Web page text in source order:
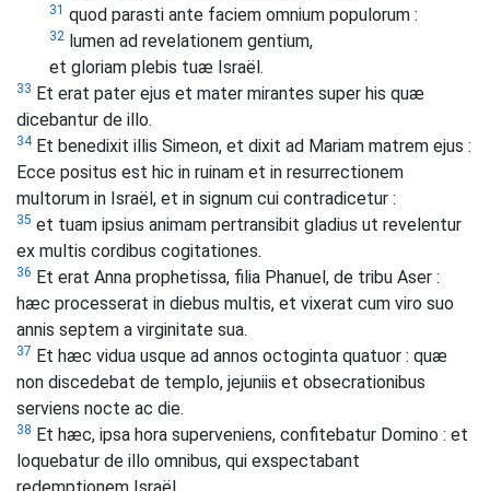
31 quod parasti ante faciem omnium populorum :
32 lumen ad revelationem gentium,
et gloriam plebis tuæ Israël.
33 Et erat pater ejus et mater mirantes super his quæ
dicebantur de illo.
34Et benedixit illis Simeon, et dixit ad Mariam matrem ejus :
Ecce positus est hic in ruinam et in resurrectionem
multorum in Israël, et in signum cui contradicetur :
35 et tuam ipsius animam pertransibit gladius ut revelentur
ex multis cordibus cogitationes.
36 Et erat Anna prophetissa, filia Phanuel, de tribu Aser :
hæc processerat in diebus multis, et vixerat cum viro suo
annis septem a virginitate sua.
37 Et hæc vidua usque ad annos octoginta quatuor : quæ
non discedebat de templo, jejuniis et obsecrationibus
serviens nocte ac die.
38 Et hæc, ipsa hora superveniens, confitebatur Domino : et
loquebatur de illo omnibus, qui exspectabant